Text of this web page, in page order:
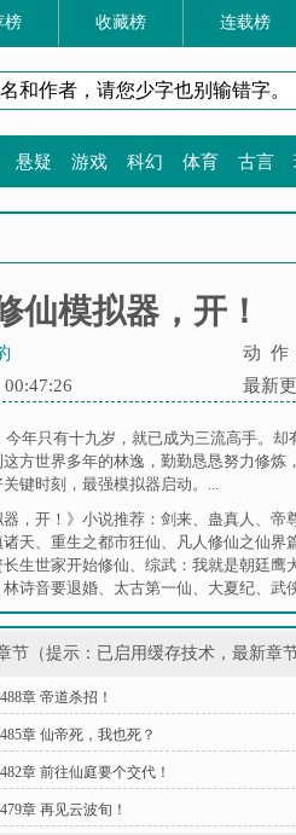
榜 收藏榜 连载榜
悬疑 游戏 科幻 体育 古言
仙模拟器，开！
动 作
最新
今年只有十九岁，就已成为三流高手。
方世界多年的林逸，勤勤恳恳努力修
键时刻，最强模拟器启动。...
，开！》小说推荐： 剑来、 蛊真人 、 帝
天、 重生之都市狂仙、 凡人修仙之仙界
长生世家开始修仙、 综武：我就是朝廷鹰
诗音要退婚、 太古第一仙、 大夏纪、 武
节（提示：已启用缓存技术，最新章
章 帝道杀招！
章 仙帝死，我也死？
章 前往仙庭要个交代！
章 再见云波旬！